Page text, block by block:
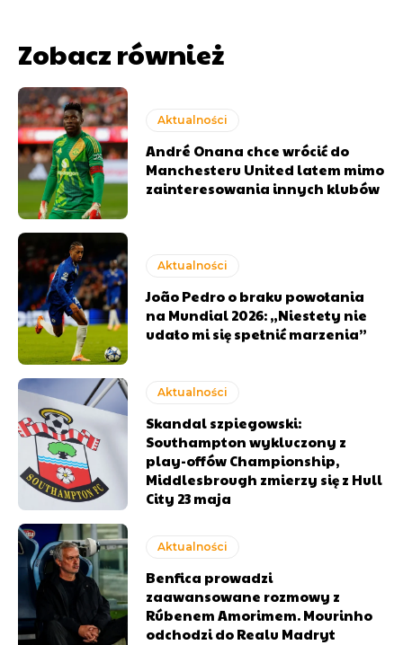
Zobacz również
Aktualności
André Onana chce wrócić do
Manchesteru United latem mimo
zainteresowania innych klubów
Aktualności
João Pedro o braku powołania
na Mundial 2026: „Niestety nie
udało mi się spełnić marzenia”
Aktualności
Skandal szpiegowski:
Southampton wykluczony z
play-offów Championship,
Middlesbrough zmierzy się z Hull
City 23 maja
Aktualności
Benfica prowadzi
zaawansowane rozmowy z
Rúbenem Amorimem. Mourinho
odchodzi do Realu Madryt